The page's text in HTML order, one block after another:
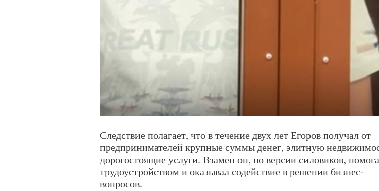
Следствие полагает, что в течение двух лет Егоров получал от
предпринимателей крупные суммы денег, элитную
дорогостоящие услуги. Взамен он, по версии силовиков,
трудоустройством и оказывал содействие в решении бизнес-
вопросов.